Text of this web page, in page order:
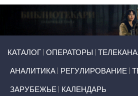
КАТАЛОГ ОПЕРАТОРЫ
АНАЛИТИКА РЕГУЛИРОВАНИЕ
ЗАРУБЕЖЬЕ КАЛЕНДАРЬ